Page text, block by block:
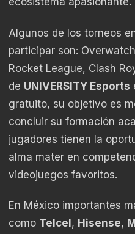
Algunos de los torneos
participar son:
Rocket League, Clash
de UNIVERSITY Esports
gratuito, su objetivo es
concluir su formación
jugadores tienen la
alma mater en
videojuegos favoritos.
En México importantes
como Telcel , Hisense,